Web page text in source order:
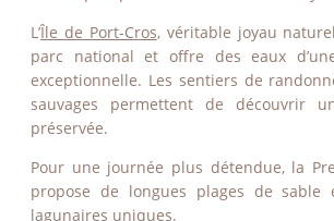
L’Île de Port-Cros, véritable joyau
parc national et offre des eaux
exceptionnelle. Les sentiers de
sauvages permettent de découvrir
préservée.
Pour une journée plus détendue, la
propose de longues plages de sable
lagunaires uniques.